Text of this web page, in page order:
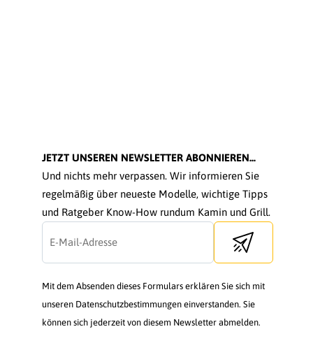
JETZT UNSEREN NEWSLETTER ABONNIEREN...
Und nichts mehr verpassen. Wir informieren Sie
regelmäßig über neueste Modelle, wichtige Tipps
und Ratgeber Know-How rundum Kamin und Grill.
Send newsletter
Mit dem Absenden dieses Formulars erklären Sie sich mit
unseren Datenschutzbestimmungen einverstanden. Sie
können sich jederzeit von diesem Newsletter abmelden.